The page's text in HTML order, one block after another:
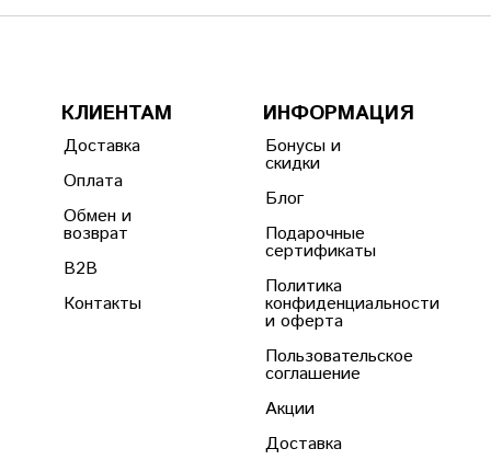
КЛИЕНТАМ
Доставка
Оплата
Обмен и
возврат
B2B
Контакты
ИНФОРМАЦИЯ
Бонусы и
скидки
Блог
Подарочные
сертификаты
Политика
конфиденциальности
и оферта
Пользовательское
соглашение
Акции
Доставка